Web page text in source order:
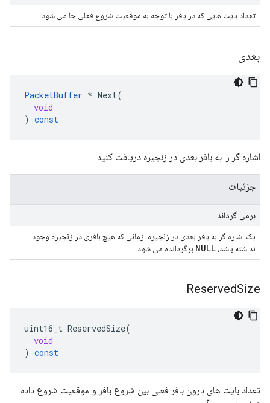
تعداد بایت هایی که در بافر با توجه به موقعیت شروع فعلی جا می شود.
بعدی
PacketBuffer * Next(
void
) const
اشاره گر را به بافر بعدی در زنجیره دریافت کنید.
جزئیات
برمی گرداند
یک اشاره گر به بافر بعدی در زنجیره. زمانی که هیچ بافری در زنجیره وجود
نداشته باشد، NULL برگردانده می شود.
ReservedSize
uint16_t ReservedSize(
void
) const
تعداد بایت های درون بافر فعلی بین شروع بافر و موقعیت شروع داده